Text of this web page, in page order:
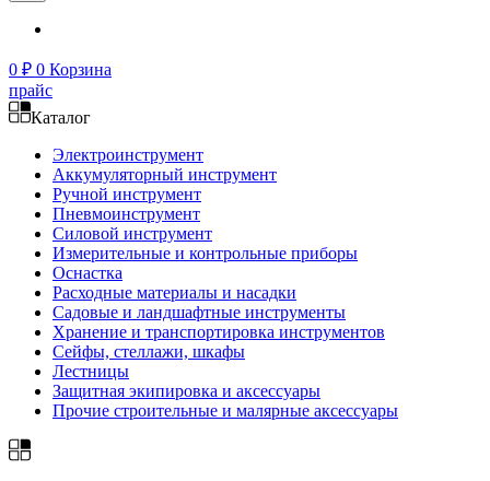
0 ₽ 0 Корзина
прайс
Каталог
Электроинструмент
Аккумуляторный инструмент
Ручной инструмент
Пневмоинструмент
Силовой инструмент
Измерительные и контрольные приборы
Оснастка
Расходные материалы и насадки
Садовые и ландшафтные инструменты
Хранение и транспортировка инструментов
Сейфы, стеллажи, шкафы
Лестницы
Защитная экипировка и аксессуары
Прочие строительные и малярные аксессуары